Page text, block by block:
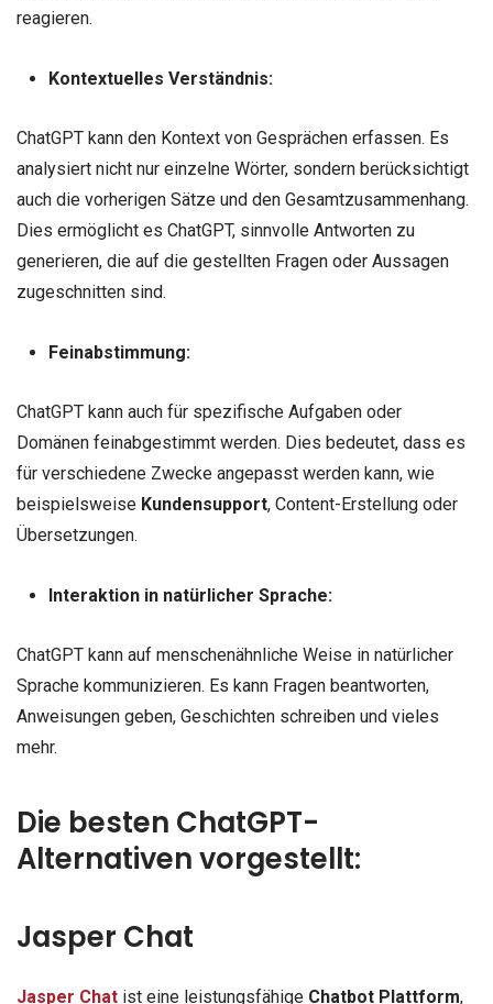
reagieren.
Kontextuelles Verständnis:
ChatGPT kann den Kontext von Gesprächen erfassen. Es
analysiert nicht nur einzelne Wörter, sondern berücksichtigt
auch die vorherigen Sätze und den Gesamtzusammenhang.
Dies ermöglicht es ChatGPT, sinnvolle Antworten zu
generieren, die auf die gestellten Fragen oder Aussagen
zugeschnitten sind.
Feinabstimmung:
ChatGPT kann auch für spezifische Aufgaben oder
Domänen feinabgestimmt werden. Dies bedeutet, dass es
für verschiedene Zwecke angepasst werden kann, wie
beispielsweise Kundensupport, Content-Erstellung oder
Übersetzungen.
Interaktion in natürlicher Sprache:
ChatGPT kann auf menschenähnliche Weise in natürlicher
Sprache kommunizieren. Es kann Fragen beantworten,
Anweisungen geben, Geschichten schreiben und vieles
mehr.
Die besten ChatGPT-
Alternativen vorgestellt:
Jasper Chat
Jasper Chat ist eine leistungsfähige Chatbot Plattform,